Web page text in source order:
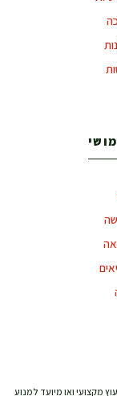
מקצועי ואו מיועד למנוע